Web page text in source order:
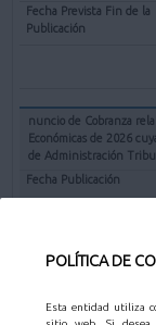
POLÍTICA DE
Esta entidad utiliza
nuncio de Cobranza
Económicas de 2026
de Administración